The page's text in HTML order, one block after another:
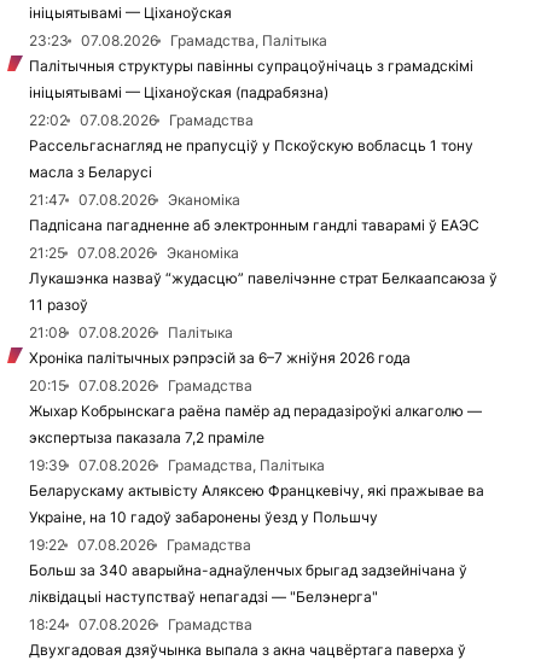
ініцыятывамі — Ціханоўская
23:23
07.08.2026
Грамадства, Палітыка
Палітычныя структуры павінны супрацоўнічаць з грамадскімі
ініцыятывамі — Ціханоўская (падрабязна)
22:02
07.08.2026
Грамадства
Рассельгаснагляд не прапусціў у Пскоўскую вобласць 1 тону
масла з Беларусі
21:47
07.08.2026
Эканоміка
Падпісана пагадненне аб электронным гандлі таварамі ў ЕАЭС
21:25
07.08.2026
Эканоміка
Лукашэнка назваў “жудасцю” павелічэнне страт Белкаапсаюза ў
11 разоў
21:08
07.08.2026
Палітыка
Хроніка палітычных рэпрэсій за 6–7 жніўня 2026 года
20:15
07.08.2026
Грамадства
Жыхар Кобрынскага раёна памёр ад перадазіроўкі алкаголю —
экспертыза паказала 7,2 праміле
19:39
07.08.2026
Грамадства, Палітыка
Беларускаму актывісту Аляксею Францкевічу, які пражывае ва
Украіне, на 10 гадоў забаронены ўезд у Польшчу
19:22
07.08.2026
Грамадства
Больш за 340 аварыйна-аднаўленчых брыгад задзейнічана ў
ліквідацыі наступстваў непагадзі — "Белэнерга"
18:24
07.08.2026
Грамадства
Двухгадовая дзяўчынка выпала з акна чацвёртага паверха ў